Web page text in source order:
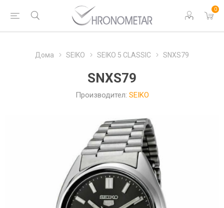
0
Дома SEIKO SEIKO 5 CLASSIC SNXS79
SNXS79
Производител: SEIKO